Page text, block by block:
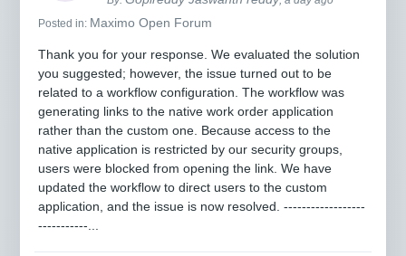
Posted in: Maximo Open Forum
Thank you for your response. We evaluated the solution
you suggested; however, the issue turned out to be
related to a workflow configuration. The workflow was
generating links to the native work order application
rather than the custom one. Because access to the
native application is restricted by our security groups,
users were blocked from opening the link. We have
updated the workflow to direct users to the custom
application, and the issue is now resolved. ------------------
-----------...